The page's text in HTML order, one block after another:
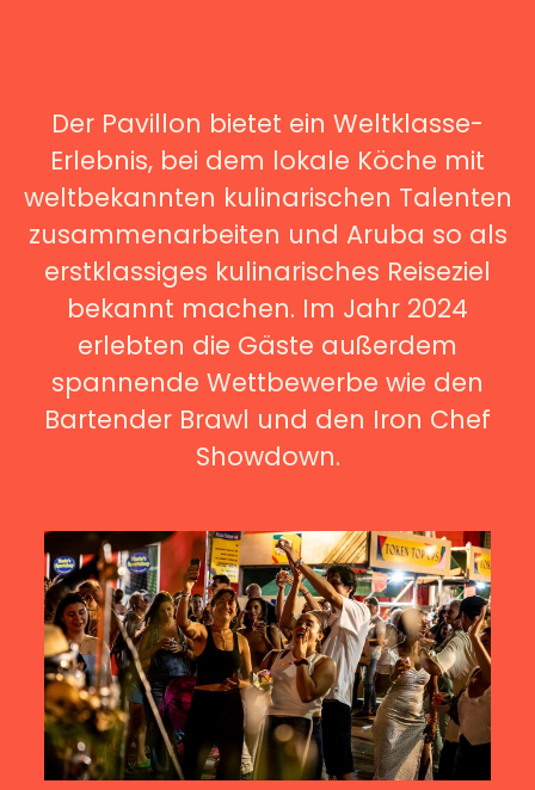
Der Pavillon bietet ein Weltklasse-
Erlebnis, bei dem lokale Köche mit
weltbekannten kulinarischen Talenten
zusammenarbeiten und Aruba so als
erstklassiges kulinarisches Reiseziel
bekannt machen. Im Jahr 2024
erlebten die Gäste außerdem
spannende Wettbewerbe wie den
Bartender Brawl und den Iron Chef
Showdown.